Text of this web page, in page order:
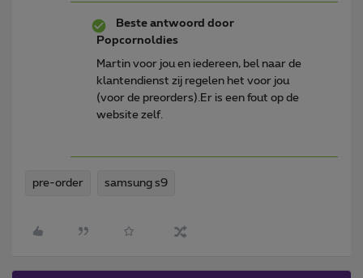
Beste antwoord door
Popcornoldies
Martin voor jou en iedereen, bel naar de
klantendienst zij regelen het voor jou
(voor de preorders).Er is een fout op de
website zelf.
pre-order samsung s9